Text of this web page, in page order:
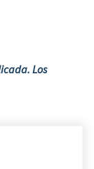
Los